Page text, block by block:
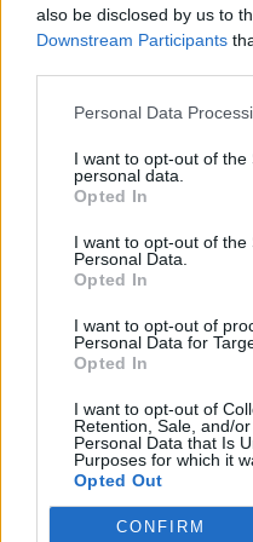
also be disclosed by us to
Downstream Participants
Personal Data
I want to opt-out of the
personal data.
Opted In
I want to opt-out of the
Personal Data.
Opted In
I want to opt-out of
Personal Data for
Opted In
I want to opt-out of
Retention, Sale, and/
Personal Data that Is
Purposes for which it
Opted Out
CONFIRM
L'Iglesias
Diawara,
figlio
1 Ago 2026